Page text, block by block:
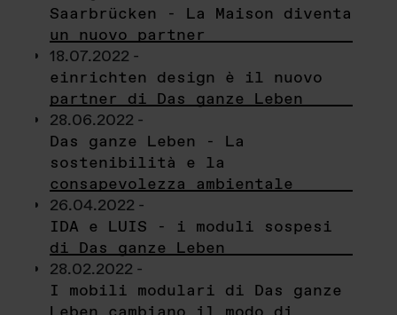
Saarbrücken - La Maison diventa
un nuovo partner
18.07.2022 -
einrichten design è il nuovo
partner di Das ganze Leben
28.06.2022 -
Das ganze Leben - La
sostenibilità e la
consapevolezza ambientale
26.04.2022 -
IDA e LUIS - i moduli sospesi
di Das ganze Leben
28.02.2022 -
I mobili modulari di Das ganze